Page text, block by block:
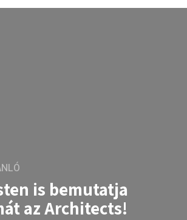
is bemutatja
az Architects!